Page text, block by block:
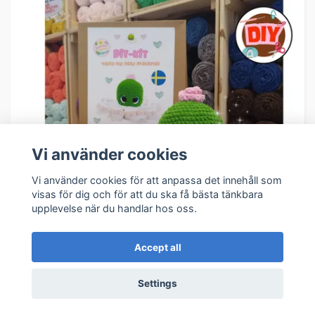
🎂🐙 DIY-kit OctopopZ Prinsesstårta – Virka din
Vi använder cookies
Vi använder cookies för att anpassa det innehåll som
visas för dig och för att du ska få bästa tänkbara
upplevelse när du handlar hos oss.
Accept all
Settings